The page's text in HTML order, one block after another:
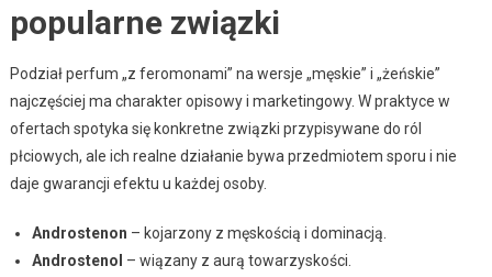
popularne związki
Podział perfum „z feromonami” na wersje „męskie” i „żeńskie”
najczęściej ma charakter opisowy i marketingowy. W praktyce w
ofertach spotyka się konkretne związki przypisywane do ról
płciowych, ale ich realne działanie bywa przedmiotem sporu i nie
daje gwarancji efektu u każdej osoby.
Androstenon – kojarzony z męskością i dominacją.
Androstenol – wiązany z aurą towarzyskości.